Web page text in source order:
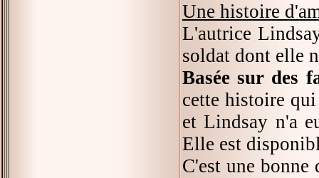
Une histoire
L'autrice
soldat dont elle
Basée sur des
cette histoire
et Lindsay n'a
Elle est
C'est une bonne